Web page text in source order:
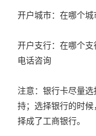
开户城市：在哪个
开户支行：在哪个
电话咨询
注意：银行卡尽量
持；选择银行的时
择成了工商银行。